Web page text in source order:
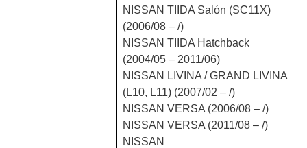
NISSAN TIIDA Salón (SC11X)
(2006/08 – /)
NISSAN TIIDA Hatchback
(2004/05 – 2011/06)
NISSAN LIVINA / GRAND LIVINA
(L10, L11) (2007/02 – /)
NISSAN VERSA (2006/08 – /)
NISSAN VERSA (2011/08 – /)
NISSAN